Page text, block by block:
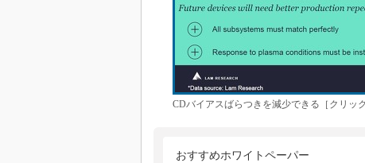
CDバイアスばらつきを減少できる［クリッ
おすすめホワイトペーパー